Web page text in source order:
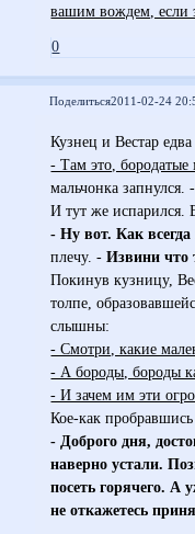
вашим вождем, если
0
Поделиться2011-02-24
Кузнец и Вестар
- Там это,
мальчонка запнулся.
И тут же испарился.
- Ну вот. Как
плечу. -Извини
Покинув кузницу,
толпе,
слышны:
- Смотри, какие
- А бороды, бороды
- И зачем им эти
Кое-как
- Доброго дня,
наверно устали.
посеть горячего. А
не откажетесь